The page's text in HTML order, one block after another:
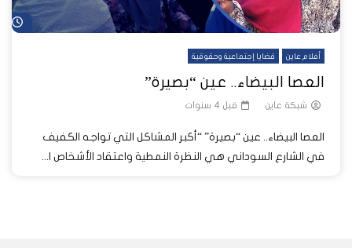
أفلام عاين قضايا إجتماعية وحقوقية
العصا البيضاء.. عين “بصيرة”
شبكة عاين قبل 4 سنوات
العصا البيضاء.. عين “بصيرة” “أكبر المشاكل التي تواجه الكفيف
في الشارع السوداني هي النظرة النمطية واعتقاد الأشخاص ا...